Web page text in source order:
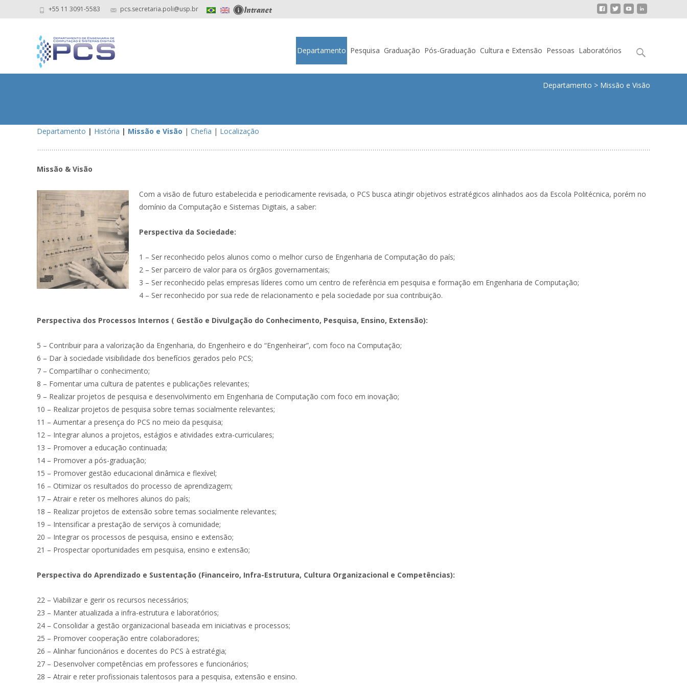
+55 11 3091-5583 pcs.secretaria.poli@usp.br
Skip
to
Departamento Pesquisa Graduação Pós-Graduação Cultura e Extensão Pessoas Laboratórios
Pesquisar
Departamento > Missão e Visão
Departamento | História | Missão e Visão | Chefia | Localização
Missão & Visão
Com a visão de futuro estabelecida e periodicamente revisada, o PCS busca atingir objetivos estratégicos alinhados aos da Escola Politécnica, porém no
domínio da Computação e Sistemas Digitais, a saber:
Perspectiva da Sociedade:
1 – Ser reconhecido pelos alunos como o melhor curso de Engenharia de Computação do país;
2 – Ser parceiro de valor para os órgãos governamentais;
3 – Ser reconhecido pelas empresas líderes como um centro de referência em pesquisa e formação em Engenharia de Computação;
4 – Ser reconhecido por sua rede de relacionamento e pela sociedade por sua contribuição.
Perspectiva dos Processos Internos ( Gestão e Divulgação do Conhecimento, Pesquisa, Ensino, Extensão):
5 – Contribuir para a valorização da Engenharia, do Engenheiro e do “Engenheirar”, com foco na Computação;
6 – Dar à sociedade visibilidade dos benefícios gerados pelo PCS;
7 – Compartilhar o conhecimento;
8 – Fomentar uma cultura de patentes e publicações relevantes;
9 – Realizar projetos de pesquisa e desenvolvimento em Engenharia de Computação com foco em inovação;
10 – Realizar projetos de pesquisa sobre temas socialmente relevantes;
11 – Aumentar a presença do PCS no meio da pesquisa;
12 – Integrar alunos a projetos, estágios e atividades extra-curriculares;
13 – Promover a educação continuada;
14 – Promover a pós-graduação;
15 – Promover gestão educacional dinâmica e flexível;
16 – Otimizar os resultados do processo de aprendizagem;
17 – Atrair e reter os melhores alunos do país;
18 – Realizar projetos de extensão sobre temas socialmente relevantes;
19 – Intensificar a prestação de serviços à comunidade;
20 – Integrar os processos de pesquisa, ensino e extensão;
21 – Prospectar oportunidades em pesquisa, ensino e extensão;
Perspectiva do Aprendizado e Sustentação (Financeiro, Infra-Estrutura, Cultura Organizacional e Competências):
22 – Viabilizar e gerir os recursos necessários;
23 – Manter atualizada a infra-estrutura e laboratórios;
24 – Consolidar a gestão organizacional baseada em iniciativas e processos;
25 – Promover cooperação entre colaboradores;
26 – Alinhar funcionários e docentes do PCS à estratégia;
27 – Desenvolver competências em professores e funcionários;
28 – Atrair e reter profissionais talentosos para a pesquisa, extensão e ensino.